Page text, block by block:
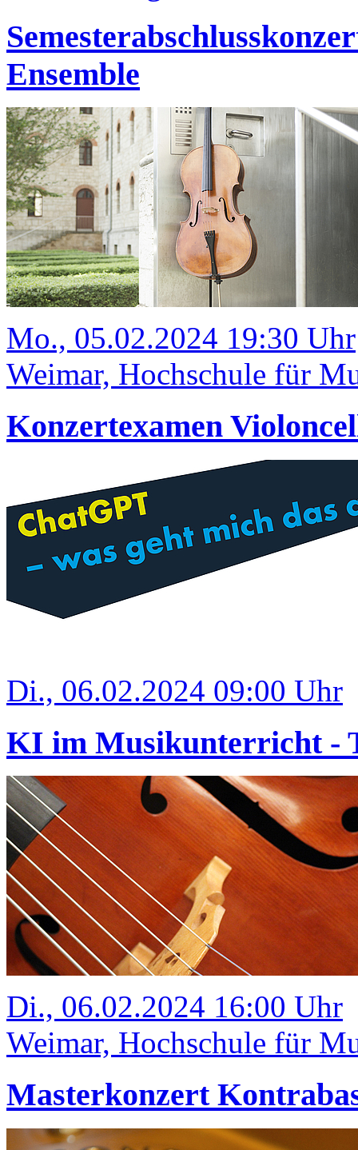
Ensemble
Mo., 05.02.2024 19:30 Uhr
Weimar, Hochschule für
Konzertexamen
Di., 06.02.2024 09:00 Uhr
KI im Musikunterricht -
Di., 06.02.2024 16:00 Uhr
Weimar, Hochschule für
Masterkonzert